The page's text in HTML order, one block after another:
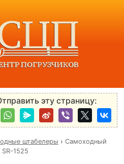
эту страницу:
штабелеры › Самоходный
1525